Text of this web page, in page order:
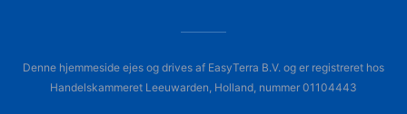
Denne hjemmeside ejes og drives af EasyTerra B.V. og er registreret hos
Handelskammeret Leeuwarden, Holland, nummer 01104443